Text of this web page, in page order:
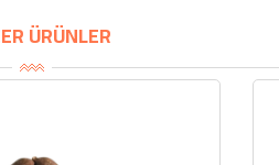
ÜRÜNLER
(5lt, Soğuk Sıkım) - Bilgem
SEPETE EKLE